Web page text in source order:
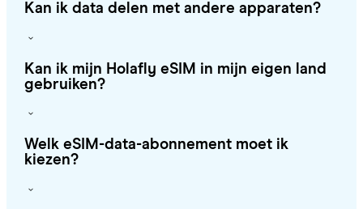
Kan ik data delen met andere apparaten?
Kan ik mijn Holafly eSIM in mijn eigen land
gebruiken?
Welk eSIM-data-abonnement moet ik
kiezen?